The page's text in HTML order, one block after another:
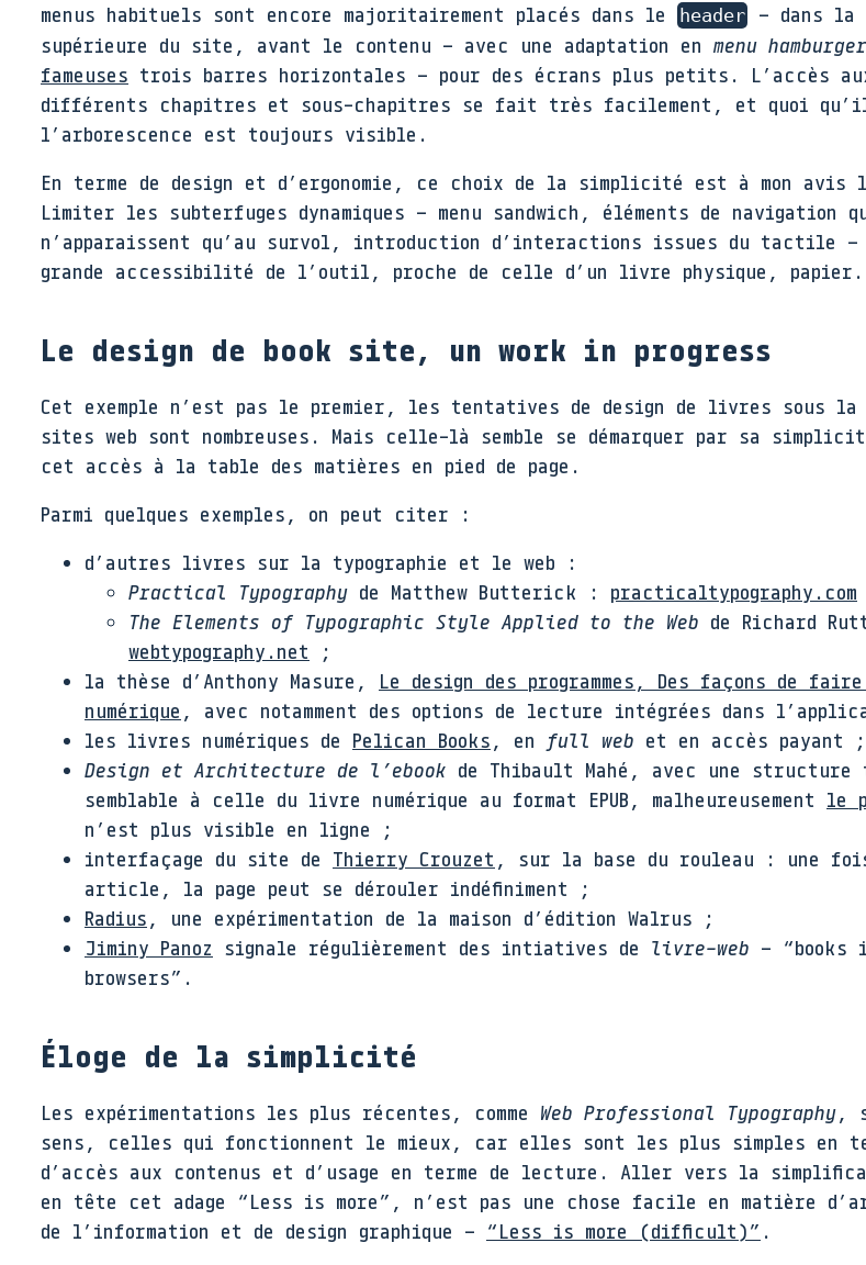
menus habituels sont encore majoritairement placés dans le
header
– dans la
supérieure du site, avant le contenu – avec une adaptation en menu hamburger
fameuses trois barres horizontales – pour des écrans plus petits. L’accès
différents chapitres et sous-chapitres se fait très facilement, et quoi
l’arborescence est toujours visible.
En terme de design et d’ergonomie, ce choix de la simplicité est à mon avis
Limiter les subterfuges dynamiques – menu sandwich, éléments de navigation
n’apparaissent qu’au survol, introduction d’interactions issues du tactile –
grande accessibilité de l’outil, proche de celle d’un livre physique, papier.
Le design de book site, un work in progress
Cet exemple n’est pas le premier, les tentatives de design de livres sous la
sites web sont nombreuses. Mais celle-là semble se démarquer par sa
cet accès à la table des matières en pied de page.
Parmi quelques exemples, on peut citer :
d’autres livres sur la typographie et le web :
Practical Typography de Matthew Butterick : practicaltypography.com
The Elements of Typographic Style Applied to the Web de Richard
webtypography.net ;
la thèse d’Anthony Masure, Le design des programmes, Des façons de
numérique , avec notamment des options de lecture intégrées dans
les livres numériques de Pelican Books , en full web et en accès payant ;
Design et Architecture de l’ebook de Thibault Mahé, avec une structure
semblable à celle du livre numérique au format EPUB, malheureusement le
n’est plus visible en ligne ;
interfaçage du site de Thierry Crouzet , sur la base du rouleau : une
article, la page peut se dérouler indéfiniment ;
Radius , une expérimentation de la maison d’édition Walrus ;
Jiminy Panoz signale régulièrement des intiatives de livre-web – “books
browsers”.
Éloge de la simplicité
Les expérimentations les plus récentes, comme Web Professional Typography,
sens, celles qui fonctionnent le mieux, car elles sont les plus simples en
d’accès aux contenus et d’usage en terme de lecture. Aller vers la
en tête cet adage “Less is more”, n’est pas une chose facile en matière
de l’information et de design graphique – “Less is more (difficult)” .